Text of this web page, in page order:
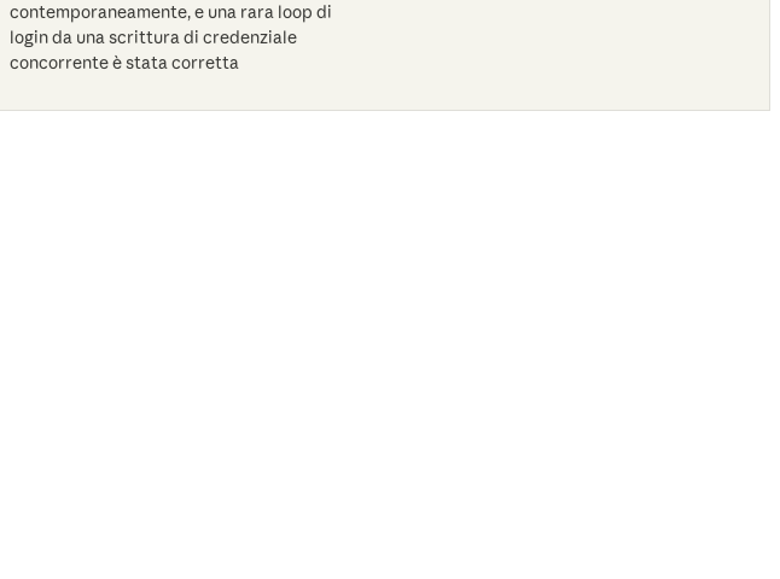
contemporaneamente, e una rara loop di
login da una scrittura di credenziale
concorrente è stata corretta